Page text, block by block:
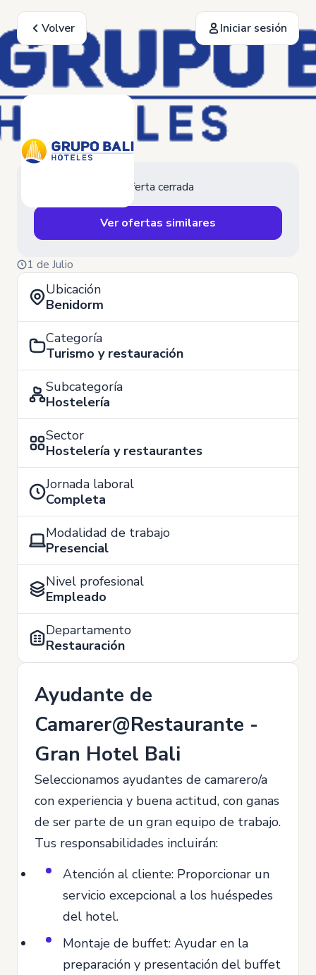
Volver Iniciar sesión
Oferta cerrada
Ver ofertas similares
1 de Julio
Ubicación
Benidorm
Categoría
Turismo y restauración
Subcategoría
Hostelería
Sector
Hostelería y restaurantes
Jornada laboral
Completa
Modalidad de trabajo
Presencial
Nivel profesional
Empleado
Departamento
Restauración
Ayudante de
Camarer@Restaurante -
Gran Hotel Bali
Seleccionamos ayudantes de camarero/a
con experiencia y buena actitud, con ganas
de ser parte de un gran equipo de trabajo.
Tus responsabilidades incluirán:
Atención al cliente: Proporcionar un
servicio excepcional a los huéspedes
del hotel.
Montaje de buffet: Ayudar en la
preparación y presentación del buffet